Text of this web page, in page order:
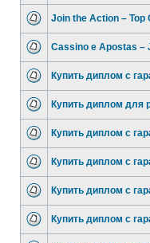
Join the Action – Top
Cassino e Apostas –
Купить диплом с
Купить диплом для
Купить диплом с
Купить диплом с
Купить диплом с
Купить диплом с